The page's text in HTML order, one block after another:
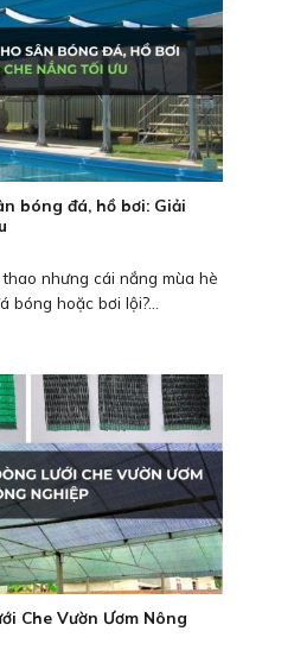
bóng đá, hồ bơi: Giải
nhưng cái nắng mùa hè
hoặc bơi lội?...
Che Vườn Ươm Nông